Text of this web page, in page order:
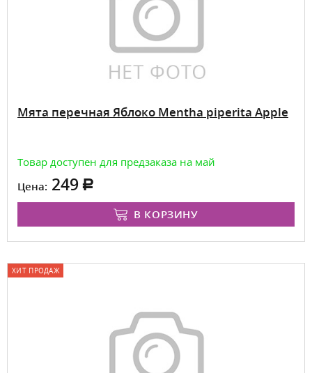
Мята перечная Яблоко Mentha piperita Apple
Товар доступен для предзаказа на май
Цена: 249
В КОРЗИНУ
ХИТ ПРОДАЖ